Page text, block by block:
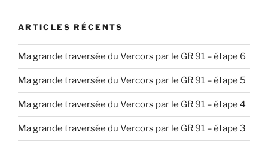
ARTICLES RÉCENTS
Ma grande traversée du Vercors par le GR 91 – étape 6
Ma grande traversée du Vercors par le GR 91 – étape 5
Ma grande traversée du Vercors par le GR 91 – étape 4
Ma grande traversée du Vercors par le GR 91 – étape 3